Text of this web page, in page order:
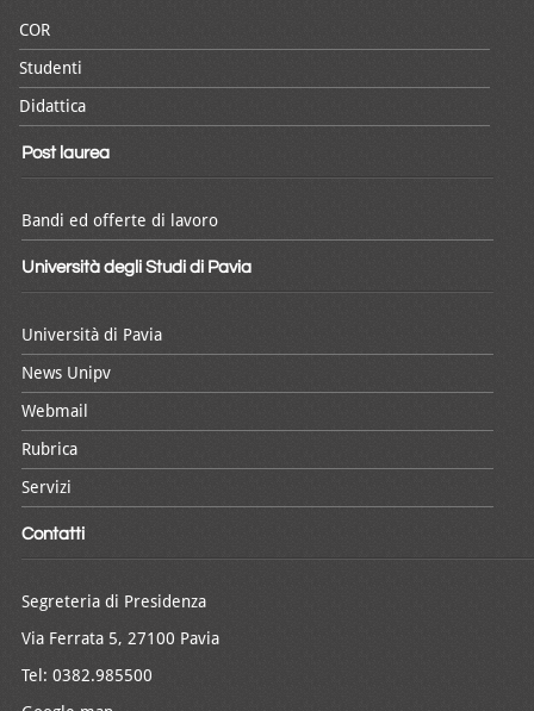
COR
Studenti
Didattica
Post laurea
Bandi ed offerte di lavoro
Università degli Studi di Pavia
Università di Pavia
News Unipv
Webmail
Rubrica
Servizi
Contatti
Segreteria di Presidenza
Via Ferrata 5, 27100 Pavia
Tel: 0382.985500